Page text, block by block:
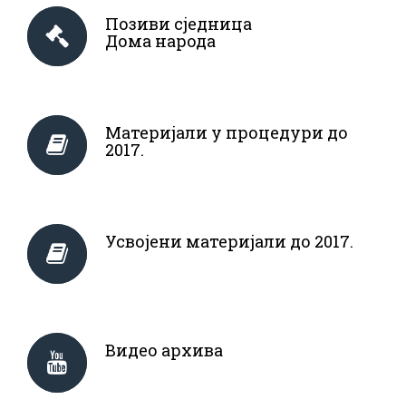
Позиви сједница
Дома народа
Материјали у процедури до
2017.
Усвојени материјали до 2017.
Видео архива